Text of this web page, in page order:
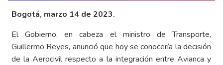
Bogotá, marzo 14 de 2023.
El Gobierno, en cabeza el ministro de Transporte,
Guillermo Reyes, anunció que hoy se conocería la decisión
de la Aerocivil respecto a la integración entre Avianca y